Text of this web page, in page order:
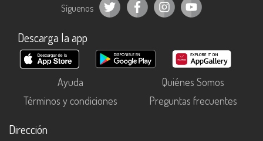
Síguenos
Descarga la app
Ayuda
Quiénes Somos
Términos y condiciones
Preguntas frecuentes
Dirección